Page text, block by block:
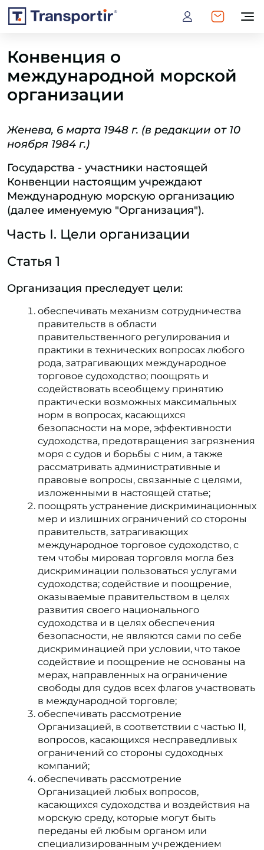
Конвенция о
международной морской
организации
Женева, 6 марта 1948 г. (в редакции от 10
ноября 1984 г.)
Государства - участники настоящей
Конвенции настоящим учреждают
Международную морскую организацию
(далее именуемую "Организация").
Часть I. Цели организации
Статья 1
Организация преследует цели:
обеспечивать механизм сотрудничества
правительств в области
правительственного регулирования и
практики в технических вопросах любого
рода, затрагивающих международное
торговое судоходство; поощрять и
содействовать всеобщему принятию
практически возможных максимальных
норм в вопросах, касающихся
безопасности на море, эффективности
судоходства, предотвращения загрязнения
моря с судов и борьбы с ним, а также
рассматривать административные и
правовые вопросы, связанные с целями,
изложенными в настоящей статье;
поощрять устранение дискриминационных
мер и излишних ограничений со стороны
правительств, затрагивающих
международное торговое судоходство, с
тем чтобы мировая торговля могла без
дискриминации пользоваться услугами
судоходства; содействие и поощрение,
оказываемые правительством в целях
развития своего национального
судоходства и в целях обеспечения
безопасности, не являются сами по себе
дискриминацией при условии, что такое
содействие и поощрение не основаны на
мерах, направленных на ограничение
свободы для судов всех флагов участвовать
в международной торговле;
обеспечивать рассмотрение
Организацией, в соответствии с частью II,
вопросов, касающихся несправедливых
ограничений со стороны судоходных
компаний;
обеспечивать рассмотрение
Организацией любых вопросов,
касающихся судоходства и воздействия на
морскую среду, которые могут быть
переданы ей любым органом или
специализированным учреждением